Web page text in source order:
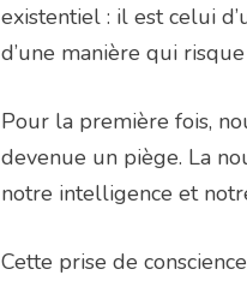
existentiel : il est celui
d’une manière qui
Pour la première fois,
devenue un piège. La
notre intelligence et
Cette prise de